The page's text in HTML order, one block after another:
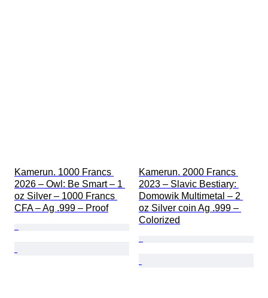
Kamerun. 1000 Francs
2026 – Owl: Be Smart – 1
oz Silver – 1000 Francs
CFA – Ag .999 – Proof
Kamerun. 2000 Francs
2023 – Slavic Bestiary:
Domowik Multimetal – 2
oz Silver coin Ag .999 –
Colorized